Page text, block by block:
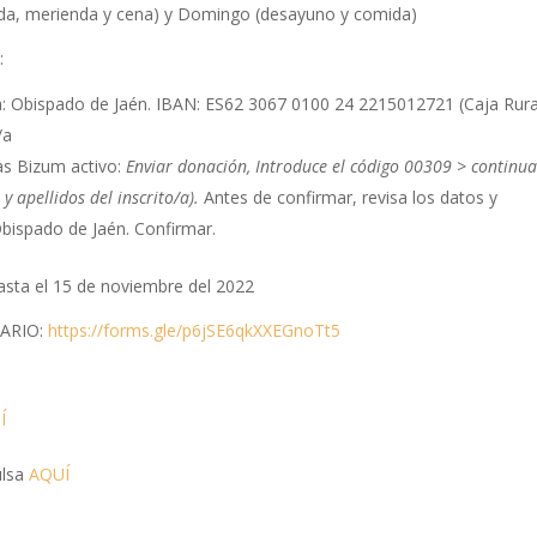
merienda y cena) y Domingo (desayuno y comida)
Obispado de Jaén. IBAN: ES62 3067 0100 24 2215012721 (Caja
Bizum activo:Enviar donación, Introduce el código 00309 >
y apellidos del inscrito/a).Antes de confirmar, revisa los datos y
de Jaén. Confirmar.
el 15 de noviembre del 2022
https://forms.gle/p6jSE6qkXXEGnoTt5
AQUÍ